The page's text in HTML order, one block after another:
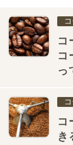
コ
コ
っ
コ
き